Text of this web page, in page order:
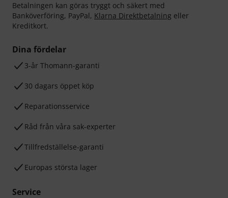
Betalningen kan göras tryggt och säkert med
Banköverföring, PayPal, Klarna Direktbetalning eller
Kreditkort.
Dina fördelar
3-år Thomann-garanti
30 dagars öppet köp
Reparationsservice
Råd från våra sak-experter
Tillfredställelse-garanti
Europas största lager
Service